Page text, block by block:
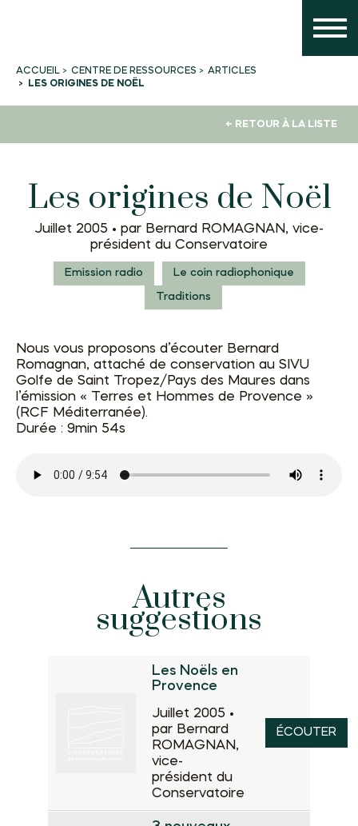
ACCUEIL CENTRE DE RESSOURCES
ARTICLES
LES ORIGINES DE NOËL
← RETOUR À LA LISTE
Les origines de Noël
Juillet 2005 • par Bernard ROMAGNAN, vice-
président du Conservatoire
Emission radio
Le coin radiophonique
Traditions
Nous vous proposons d’écouter Bernard
Romagnan, attaché de conservation au SIVU
Golfe de Saint Tropez/Pays des Maures dans
l’émission « Terres et Hommes de Provence »
(RCF Méditerranée).
Durée : 9min 54s
Autres
suggestions
Les Noëls en
Provence
Juillet 2005 •
par Bernard
ROMAGNAN,
vice-
président du
Conservatoire
ÉCOUTER